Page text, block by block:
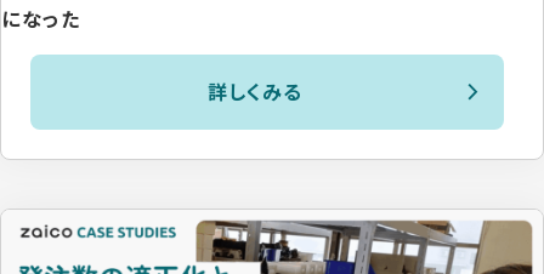
になった
詳しくみる